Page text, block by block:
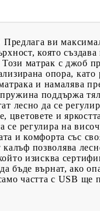
Предлага ви
която
матрак с джоб
опора, като
и намалява
поддържа
лесно да се
и
регулира на
и комфорта със
позволява
изисква
върнат, ако
частта с USB